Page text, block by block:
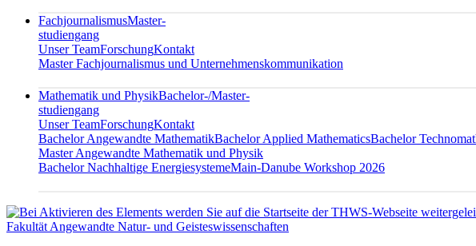
FachjournalismusMaster-
studiengang
Unser TeamForschungKontakt
Master Fachjournalismus und Unternehmenskommunikation
Mathematik und PhysikBachelor-/Master-
studiengang
Unser TeamForschungKontakt
Bachelor Angewandte MathematikBachelor Applied MathematicsBachelor
Master Angewandte Mathematik und Physik
Bachelor Nachhaltige EnergiesystemeMain-Danube Workshop 2026
Fakultät Angewandte Natur- und Geisteswissenschaften